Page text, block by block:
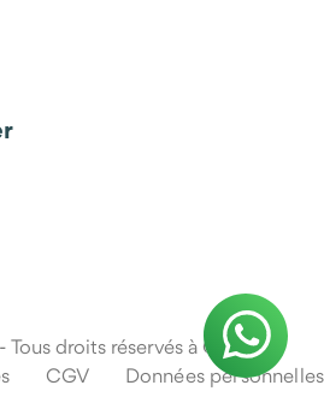
droits réservés à Odysway
CGV Données personnelles